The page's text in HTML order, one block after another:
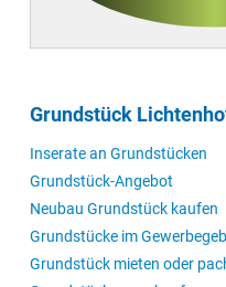
Grundstück
Inserate an Grundstücken
Grundstück-Angebot
Neubau Grundstück kaufen
Grundstücke im
Grundstück mieten oder